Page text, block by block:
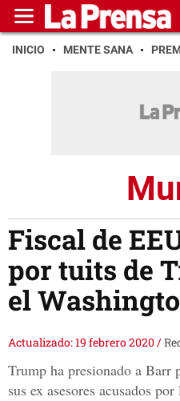
INICIO MENTE SANA
Fiscal de
por tuits de
el
Actualizado: 19 febrero 2020/
Trump ha presionado a Barr
sus ex asesores acusados